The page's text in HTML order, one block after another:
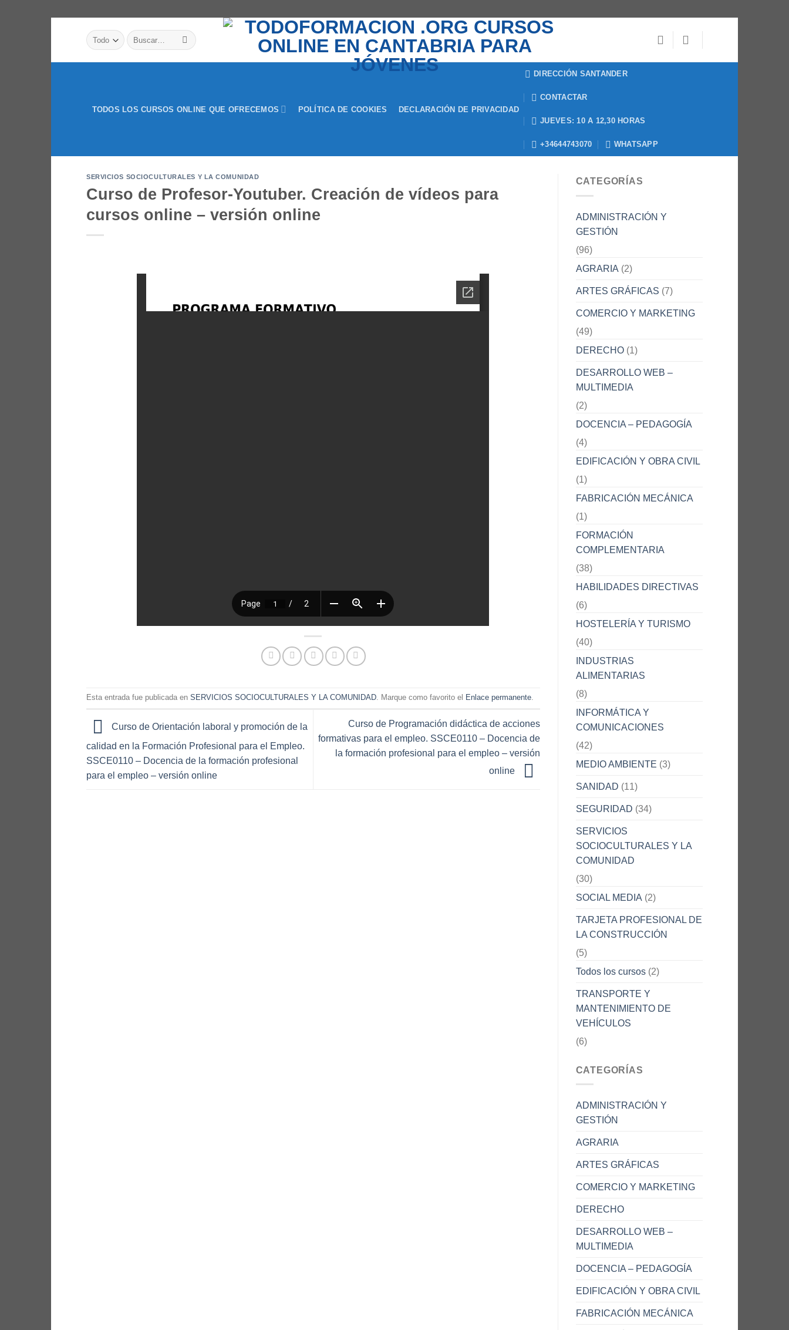
Buscar
por:
TODOS LOS CURSOS ONLINE QUE OFRECEMOS POLÍTICA DE COOKIES DECLARACIÓN DE PRIVACIDAD
DIRECCIÓN SANTANDER
CONTACTAR
JUEVES: 10 A 12,30 HORAS
+34644743070 WHATSAPP
SERVICIOS SOCIOCULTURALES Y LA COMUNIDAD
Curso de Profesor-Youtuber. Creación de vídeos para
cursos online – versión online
Esta entrada fue publicada en SERVICIOS SOCIOCULTURALES Y LA COMUNIDAD. Marque como favorito el Enlace permanente.
Curso de Orientación laboral y promoción de la
calidad en la Formación Profesional para el Empleo.
SSCE0110 – Docencia de la formación profesional
para el empleo – versión online
Curso de Programación didáctica de acciones
formativas para el empleo. SSCE0110 – Docencia de
la formación profesional para el empleo – versión
online
CATEGORÍAS
ADMINISTRACIÓN Y
GESTIÓN
(96)
AGRARIA (2)
ARTES GRÁFICAS (7)
COMERCIO Y MARKETING
(49)
DERECHO(1)
DESARROLLO WEB –
MULTIMEDIA
(2)
DOCENCIA – PEDAGOGÍA
(4)
EDIFICACIÓN Y OBRA CIVIL
(1)
FABRICACIÓN MECÁNICA
(1)
FORMACIÓN
COMPLEMENTARIA
(38)
HABILIDADES DIRECTIVAS
(6)
HOSTELERÍA Y TURISMO
(40)
INDUSTRIAS
ALIMENTARIAS
(8)
INFORMÁTICA Y
COMUNICACIONES
(42)
MEDIO AMBIENTE (3)
SANIDAD (11)
SEGURIDAD (34)
SERVICIOS
SOCIOCULTURALES Y LA
COMUNIDAD
(30)
SOCIAL MEDIA (2)
TARJETA PROFESIONAL DE
LA CONSTRUCCIÓN
(5)
Todos los cursos(2)
TRANSPORTE Y
MANTENIMIENTO DE
VEHÍCULOS
(6)
CATEGORÍAS
ADMINISTRACIÓN Y
GESTIÓN
AGRARIA
ARTES GRÁFICAS
COMERCIO Y MARKETING
DERECHO
DESARROLLO WEB –
MULTIMEDIA
DOCENCIA – PEDAGOGÍA
EDIFICACIÓN Y OBRA CIVIL
FABRICACIÓN MECÁNICA